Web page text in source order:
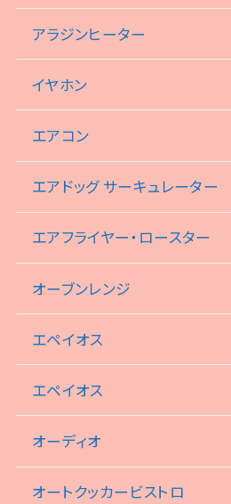
アラジンヒーター
イヤホン
エアコン
エアドッグ サーキュレーター
エアフライヤー・ロースター
オーブンレンジ
エペイオス
エペイオス
オーディオ
オートクッカービストロ